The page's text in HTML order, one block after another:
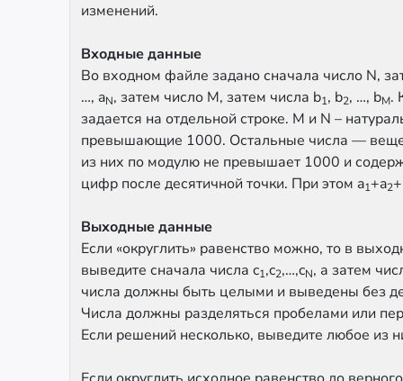
изменений.
Входные данные
Во входном файле задано сначала число N,
…, aN, затем число M, затем числа b1, b2, …, bM.
задается на отдельной строке. M и N –
превышающие 1000. Остальные числа —
из них по модулю не превышает 1000 и
цифр после десятичной точки. При этом a1+a2
Выходные данные
Если «округлить» равенство можно, то в
выведите сначала числа c1,c2,…,cN, а затем
числа должны быть целыми и выведены без
Числа должны разделяться пробелами или
Если решений несколько, выведите любое из